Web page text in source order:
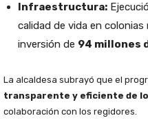
Infraestructura:
calidad de vida en
inversión de 94 millones
La alcaldesa subrayó que el
transparente y eficiente de
colaboración con los regidores.